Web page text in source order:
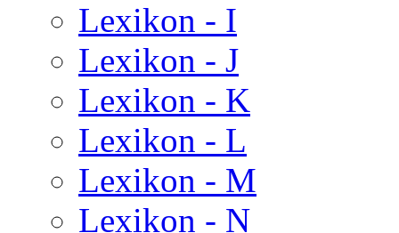
Lexikon - I
Lexikon - J
Lexikon - K
Lexikon - L
Lexikon - M
Lexikon - N